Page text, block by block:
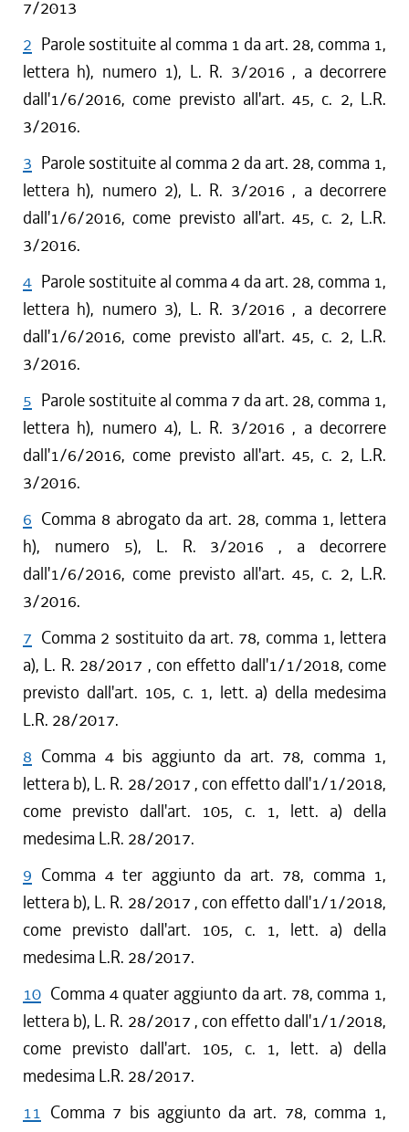
7/2013
2 Parole sostituite al comma 1 da art. 28, comma 1,
lettera h), numero 1), L. R. 3/2016 , a decorrere
dall'1/6/2016, come previsto all'art. 45, c. 2, L.R.
3/2016.
3 Parole sostituite al comma 2 da art. 28, comma 1,
lettera h), numero 2), L. R. 3/2016 , a decorrere
dall'1/6/2016, come previsto all'art. 45, c. 2, L.R.
3/2016.
4 Parole sostituite al comma 4 da art. 28, comma 1,
lettera h), numero 3), L. R. 3/2016 , a decorrere
dall'1/6/2016, come previsto all'art. 45, c. 2, L.R.
3/2016.
5 Parole sostituite al comma 7 da art. 28, comma 1,
lettera h), numero 4), L. R. 3/2016 , a decorrere
dall'1/6/2016, come previsto all'art. 45, c. 2, L.R.
3/2016.
6 Comma 8 abrogato da art. 28, comma 1, lettera
h), numero 5), L. R. 3/2016 , a decorrere
dall'1/6/2016, come previsto all'art. 45, c. 2, L.R.
3/2016.
7 Comma 2 sostituito da art. 78, comma 1, lettera
a), L. R. 28/2017 , con effetto dall'1/1/2018, come
previsto dall'art. 105, c. 1, lett. a) della medesima
L.R. 28/2017.
8 Comma 4 bis aggiunto da art. 78, comma 1,
lettera b), L. R. 28/2017 , con effetto dall'1/1/2018,
come previsto dall'art. 105, c. 1, lett. a) della
medesima L.R. 28/2017.
9 Comma 4 ter aggiunto da art. 78, comma 1,
lettera b), L. R. 28/2017 , con effetto dall'1/1/2018,
come previsto dall'art. 105, c. 1, lett. a) della
medesima L.R. 28/2017.
10 Comma 4 quater aggiunto da art. 78, comma 1,
lettera b), L. R. 28/2017 , con effetto dall'1/1/2018,
come previsto dall'art. 105, c. 1, lett. a) della
medesima L.R. 28/2017.
11 Comma 7 bis aggiunto da art. 78, comma 1,